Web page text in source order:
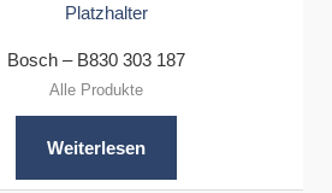
Bosch – B830 303 187
Alle Produkte
Weiterlesen